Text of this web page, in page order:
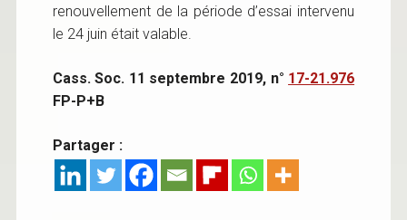
renouvellement de la période d’essai intervenu
le 24 juin était valable.
Cass. Soc. 11 septembre 2019, n° 17-21.976
FP-P+B
Partager :